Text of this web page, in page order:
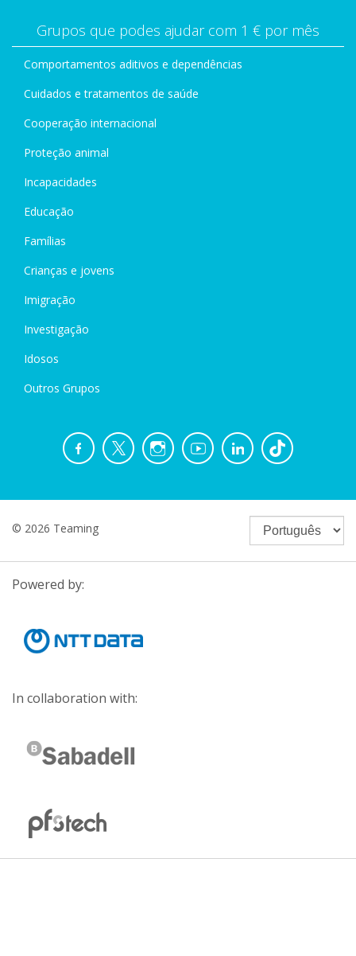
Grupos que podes ajudar com 1 € por mês
Comportamentos aditivos e dependências
Cuidados e tratamentos de saúde
Cooperação internacional
Proteção animal
Incapacidades
Educação
Famílias
Crianças e jovens
Imigração
Investigação
Idosos
Outros Grupos
© 2026 Teaming
Powered by:
In collaboration with: